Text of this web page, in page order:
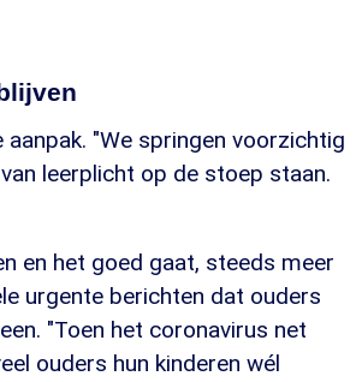
"We springen voorzichtig
leerplicht op de stoep staan.
en het goed gaat, steeds meer
urgente berichten dat ouders
"Toen het coronavirus net
ouders hun kinderen wél